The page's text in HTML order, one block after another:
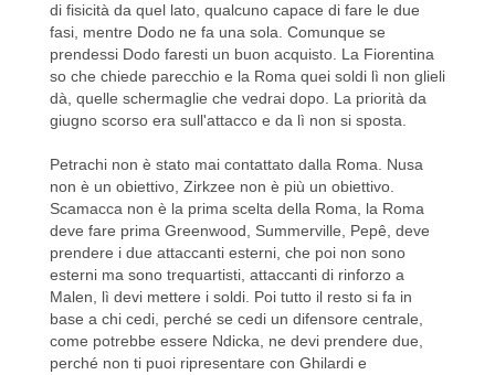
di fisicità da quel lato, qualcuno capace di fare le due
fasi, mentre Dodo ne fa una sola. Comunque se
prendessi Dodo faresti un buon acquisto. La Fiorentina
so che chiede parecchio e la Roma quei soldi lì non glieli
dà, quelle schermaglie che vedrai dopo. La priorità da
giugno scorso era sull'attacco e da lì non si sposta.
Petrachi non è stato mai contattato dalla Roma. Nusa
non è un obiettivo, Zirkzee non è più un obiettivo.
Scamacca non è la prima scelta della Roma, la Roma
deve fare prima Greenwood, Summerville, Pepê, deve
prendere i due attaccanti esterni, che poi non sono
esterni ma sono trequartisti, attaccanti di rinforzo a
Malen, lì devi mettere i soldi. Poi tutto il resto si fa in
base a chi cedi, perché se cedi un difensore centrale,
come potrebbe essere Ndicka, ne devi prendere due,
perché non ti puoi ripresentare con Ghilardi e